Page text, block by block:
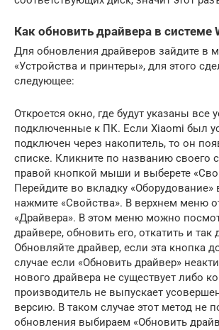
Как обновить драйвера в системе
Для обновления драйверов зайдите в
«Устройства и принтеры», для этого
следующее:
Откроется окно, где будут указаны все
подключенные к ПК. Если Xiaomi был
подключен через накопитель, то он
списке. Кликните по названию своего
правой кнопкой мыши и выберете
Перейдите во вкладку «Оборудование»
нажмите «Свойства». В верхнем меню
«Драйвера». В этом меню можно
драйвере, обновить его, откатить и так
Обновляйте драйвер, если эта кнопка
случае если «Обновить драйвер»
нового драйвера не существует либо
производитель не выпускает
версию. В таком случае этот метод не
обновления выбираем «Обновить